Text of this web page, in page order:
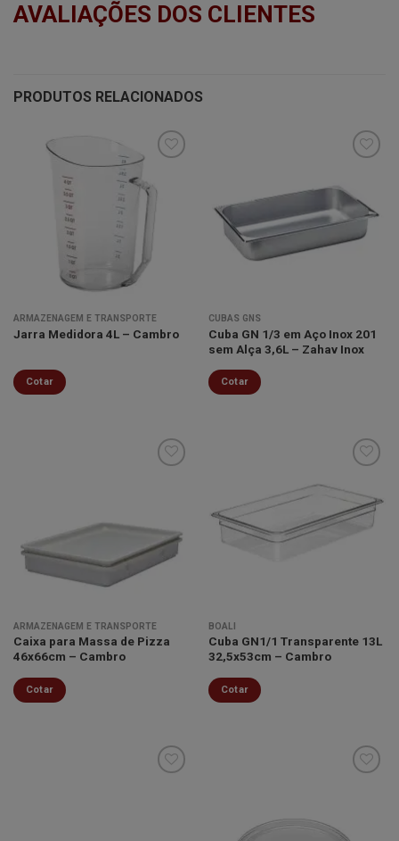
AVALIAÇÕES DOS CLIENTES
PRODUTOS RELACIONADOS
ARMAZENAGEM E TRANSPORTE
Jarra Medidora 4L – Cambro
Cotar
Minha
lista de
desejos
CUBAS GNS
Cuba GN 1/3 em Aço Inox 201
sem Alça 3,6L – Zahav Inox
Cotar
lista de
desejos
ARMAZENAGEM E TRANSPORTE
Caixa para Massa de Pizza
46x66cm – Cambro
Cotar
Minha
lista de
BOALI
Cuba GN1/1 Transparente 13L
32,5x53cm – Cambro
Cotar
lista de